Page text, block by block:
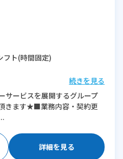
フト(時間固定)
続きを見る
サービスを展開するグループ
きます★■業務内容・契約更
詳細を見る